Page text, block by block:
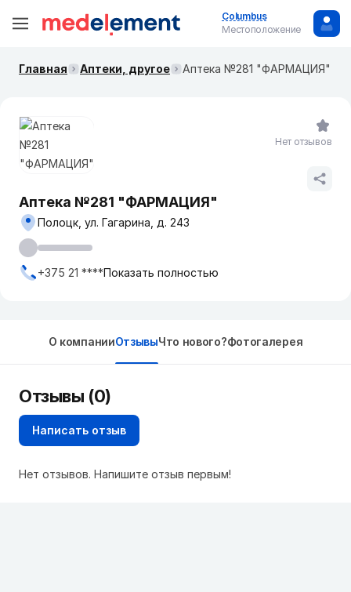
Columbus
Местоположение
Главная Аптеки, другое Аптека №281 "ФАРМАЦИЯ"
Аптека №281 "ФАРМАЦИЯ"
Полоцк, ул. Гагарина, д. 243
+375 21 ****Показать полностью
Нет отзывов
О компанииОтзывыЧто нового?Фотогалерея
Отзывы (0)
Написать отзыв
Нет отзывов. Напишите отзыв первым!